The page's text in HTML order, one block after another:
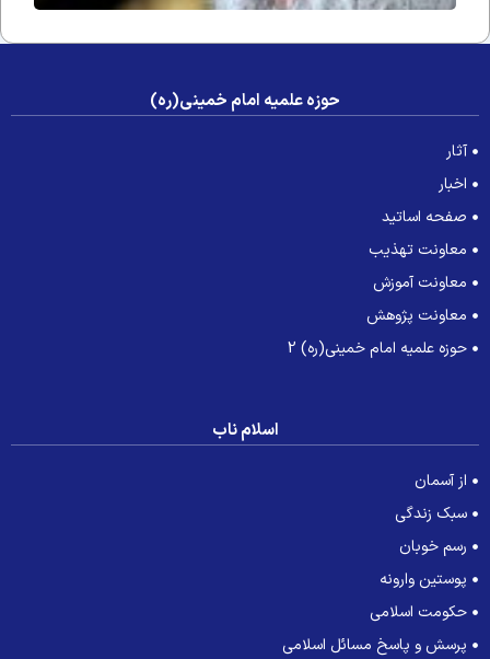
حوزه علمیه امام خمینی(ره)
آثار
اخبار
صفحه اساتید
معاونت تهذیب
معاونت آموزش
معاونت پژوهش
حوزه علمیه امام خمینی(ره) 2
اسلام ناب
از آسمان
سبک زندگی
رسم خوبان
پوستین وارونه
حکومت اسلامی
پرسش و پاسخ مسائل اسلامی